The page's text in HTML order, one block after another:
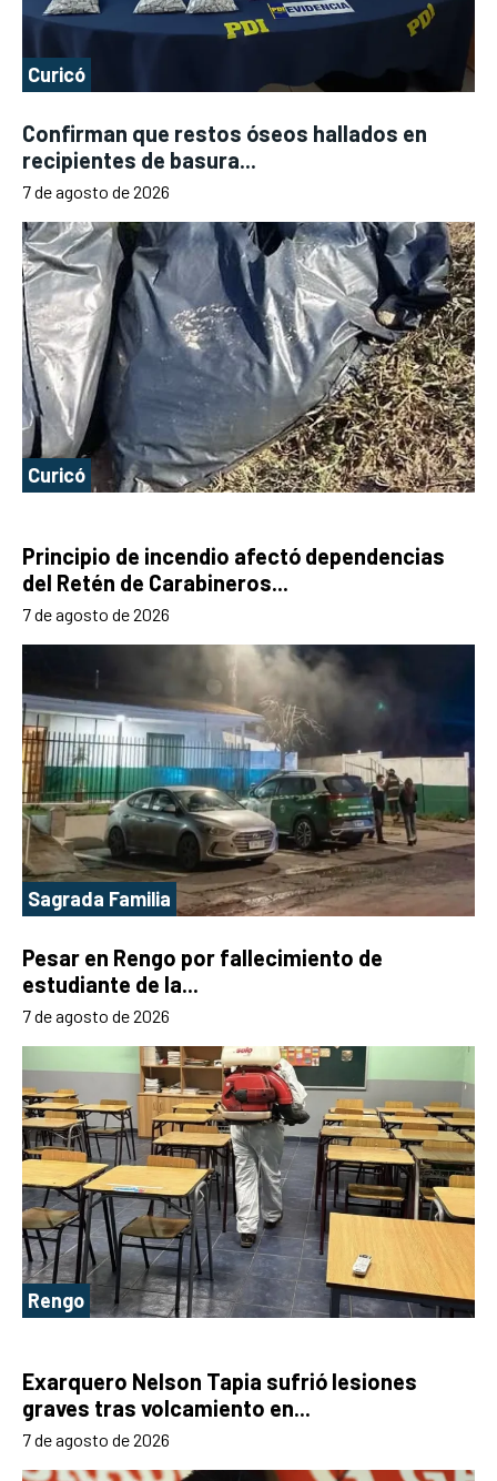
Curicó
Confirman que restos óseos hallados en
recipientes de basura...
7 de agosto de 2026
Curicó
Principio de incendio afectó dependencias
del Retén de Carabineros...
7 de agosto de 2026
Sagrada Familia
Pesar en Rengo por fallecimiento de
estudiante de la...
7 de agosto de 2026
Rengo
Exarquero Nelson Tapia sufrió lesiones
graves tras volcamiento en...
7 de agosto de 2026